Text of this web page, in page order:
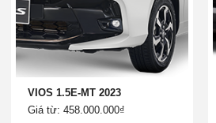
VIOS 1.5E-MT 2023
Giá từ: 458.000.000₫